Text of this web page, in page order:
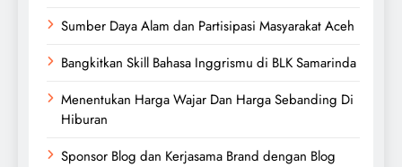
Sumber Daya Alam dan Partisipasi Masyarakat Aceh
Bangkitkan Skill Bahasa Inggrismu di BLK Samarinda
Menentukan Harga Wajar Dan Harga Sebanding Di
Hiburan
Sponsor Blog dan Kerjasama Brand dengan Blog